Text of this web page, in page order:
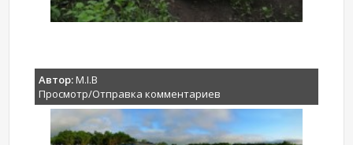
Автор:M.I.B
Просмотр/Отправка комментариев